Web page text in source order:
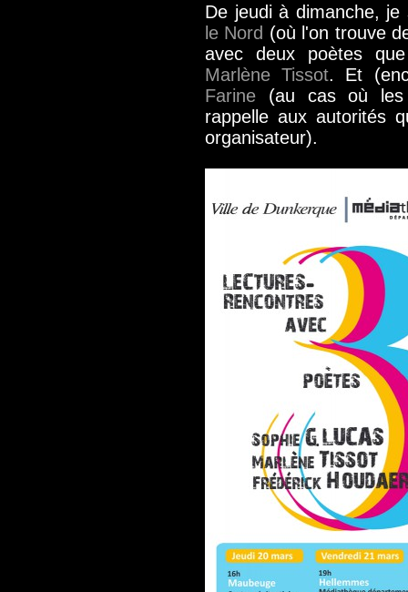
De jeudi à dimanche,
le Nord (où l'on trouve
avec deux poètes
Marlène Tissot. Et
Farine (au cas où les
rappelle aux autorités
organisateur).